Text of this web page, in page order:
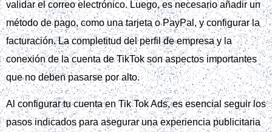
Una vez configurada la cuenta, se deben seleccionar la
audiencia ideal y elegir el formato creativo adecuado para la
campaña. La segmentación por edad, ubicación, intereses y
comportamientos es clave para evitar audiencias
demasiado amplias.
El presupuesto y la puja también son aspectos cruciales de